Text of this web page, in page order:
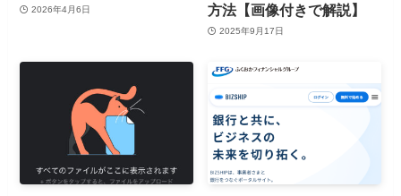
2026年4月6日
方法【画像付きで解説】
2025年9月17日